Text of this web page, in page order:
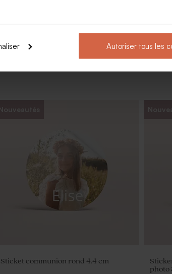
Autoriser tous les
Sticket communion rond 4.4 cm
photo